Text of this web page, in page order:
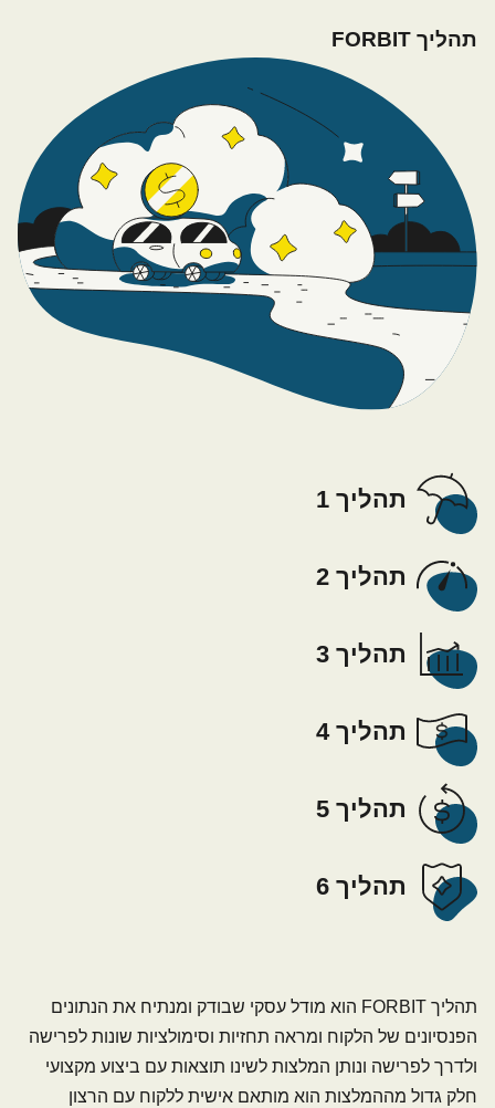
תהליך FORBIT
תהליך 1
תהליך 2
תהליך 3
תהליך 4
תהליך 5
תהליך 6
תהליך FORBIT הוא מודל עסקי שבודק ומנתיח את הנתונים
הפנסיונים של הלקוח ומראה תחזיות וסימולציות שונות לפרישה
ולדרך לפרישה ונותן המלצות לשינו תוצאות עם ביצוע מקצועי
חלק גדול מההמלצות הוא מותאם אישית ללקוח עם הרצון